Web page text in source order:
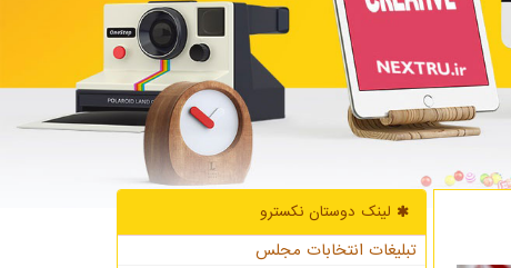
لینک دوستان نكسترو
تبلیغات انتخابات مجلس